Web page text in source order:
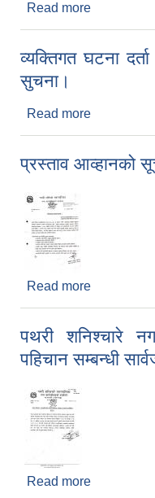
Read more
व्यक्तिगत घटना
सुचना।
Read more
प्रस्ताव आव्हानको
Read more
पथरी शनिश्चारे
पहिचान सम्बन्धी
Read more